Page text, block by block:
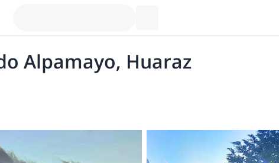
Alpamayo, Huaraz